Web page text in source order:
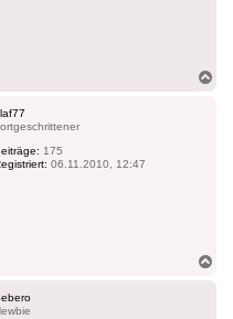
175
06.11.2010, 12:47